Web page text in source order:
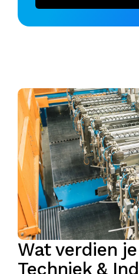
Wat verdien
Techniek &